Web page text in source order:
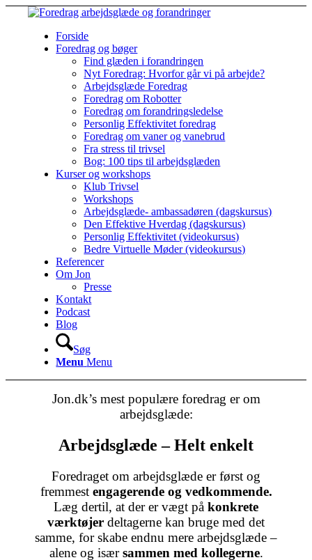
Forside
Foredrag og bøger
Find glæden i forandringen
Nyt Foredrag: Hvorfor går vi på arbejde?
Arbejdsglæde Foredrag
Foredrag om Robotter
Foredrag om forandringsledelse
Personlig Effektivitet foredrag
Foredrag om vaner og vanebrud
Fra stress til trivsel
Bog: 100 tips til arbejdsglæden
Kurser og workshops
Klub Trivsel
Workshops
Arbejdsglæde- ambassadøren (dagskursus)
Den Effektive Hverdag (dagskursus)
Personlig Effektivitet (videokursus)
Bedre Virtuelle Møder (videokursus)
Referencer
Om Jon
Presse
Kontakt
Podcast
Blog
Søg
Menu Menu
Jon.dk’s mest populære foredrag er om
arbejdsglæde:
Arbejdsglæde – Helt enkelt
Foredraget om arbejdsglæde er først og
fremmestengagerende og vedkommende.
Læg dertil, at der er vægt på konkrete
værktøjer deltagerne kan bruge med det
samme, for skabe endnu mere arbejdsglæde –
alene og isærsammen med kollegerne.